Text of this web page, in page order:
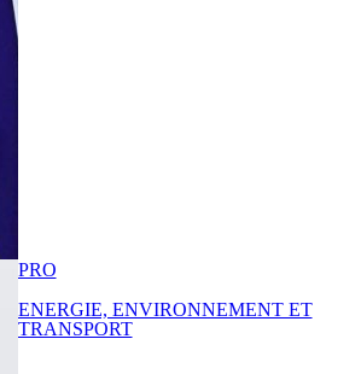
PRO
ENERGIE, ENVIRONNEMENT ET
TRANSPORT